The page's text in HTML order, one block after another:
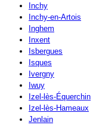
Inchy
Inchy-en-Artois
Inghem
Inxent
Isbergues
Isques
Ivergny
Iwuy
Izel-lès-Équerchin
Izel-lès-Hameaux
Jenlain